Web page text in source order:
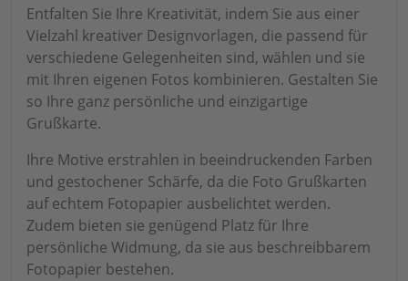
Entfalten Sie Ihre Kreativität, indem Sie aus einer
Vielzahl kreativer Designvorlagen, die passend für
verschiedene Gelegenheiten sind, wählen und sie
mit Ihren eigenen Fotos kombinieren. Gestalten Sie
so Ihre ganz persönliche und einzigartige
Grußkarte.
Ihre Motive erstrahlen in beeindruckenden Farben
und gestochener Schärfe, da die Foto Grußkarten
auf echtem Fotopapier ausbelichtet werden.
Zudem bieten sie genügend Platz für Ihre
persönliche Widmung, da sie aus beschreibbarem
Fotopapier bestehen.